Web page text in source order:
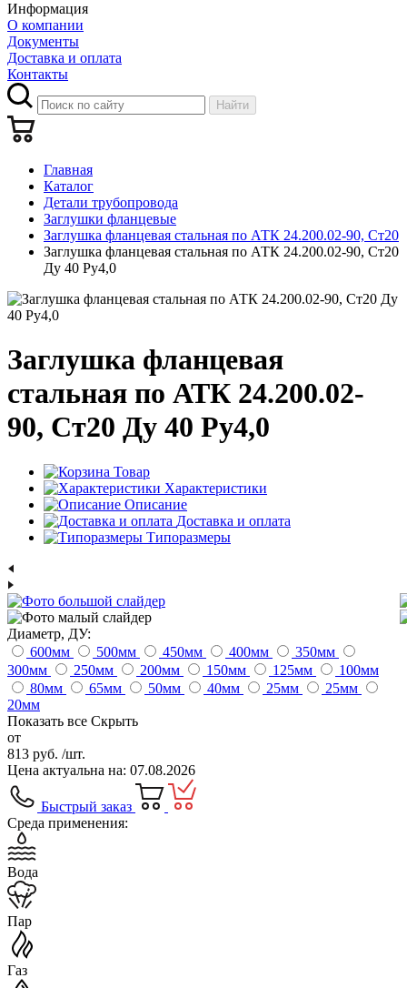
Информация
О компании
Документы
Доставка и оплата
Контакты
Найти
Главная
Каталог
Детали трубопровода
Заглушки фланцевые
Заглушка фланцевая стальная по АТК 24.200.02-90, Ст20
Заглушка фланцевая стальная по АТК 24.200.02-90, Ст20
Ду 40 Ру4,0
Заглушка фланцевая
стальная по АТК 24.200.02-
90, Ст20 Ду 40 Ру4,0
Товар
Характеристики
Описание
Доставка и оплата
Типоразмеры
Диаметр, ДУ:
600мм 500мм 450мм 400мм 350мм
300мм 250мм 200мм 150мм 125мм 100мм
80мм 65мм 50мм 40мм 25мм 25мм
20мм
Показать все Скрыть
от
813 руб. /шт.
Цена актуальна на: 07.08.2026
Быстрый заказ
Среда применения:
Вода
Пар
Газ